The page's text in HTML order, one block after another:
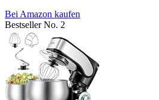
Bei Amazon kaufen
Bestseller No. 2